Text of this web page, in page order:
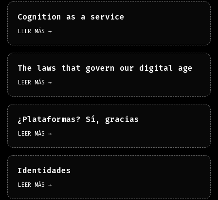
Cognition as a service
LEER MÁS →
The laws that govern our digital age
LEER MÁS →
¿Plataformas? Sí, gracias
LEER MÁS →
Identidades
LEER MÁS →